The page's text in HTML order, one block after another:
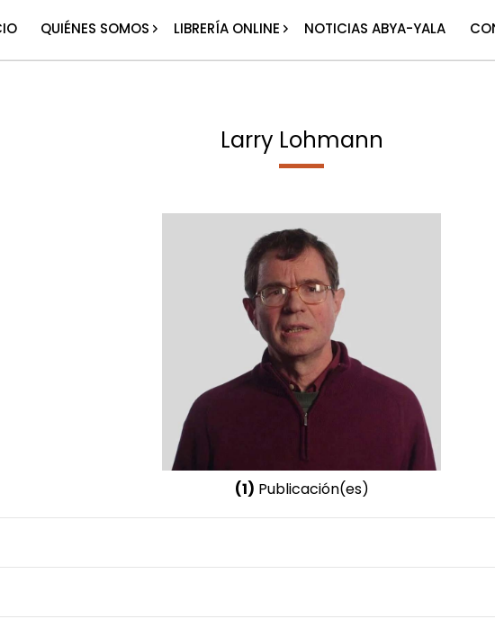
QUIÉNES SOMOS LIBRERÍA ONLINE NOTICIAS ABYA-YALA
Larry Lohmann
(1) Publicación(es)